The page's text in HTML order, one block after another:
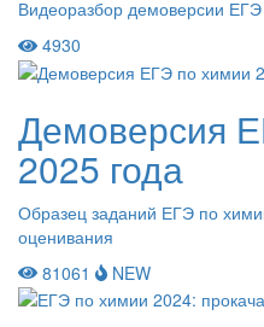
Видеоразбор демоверсии
4930
Демоверсия
2025 года
Образец заданий ЕГЭ по
оценивания
81061
NEW